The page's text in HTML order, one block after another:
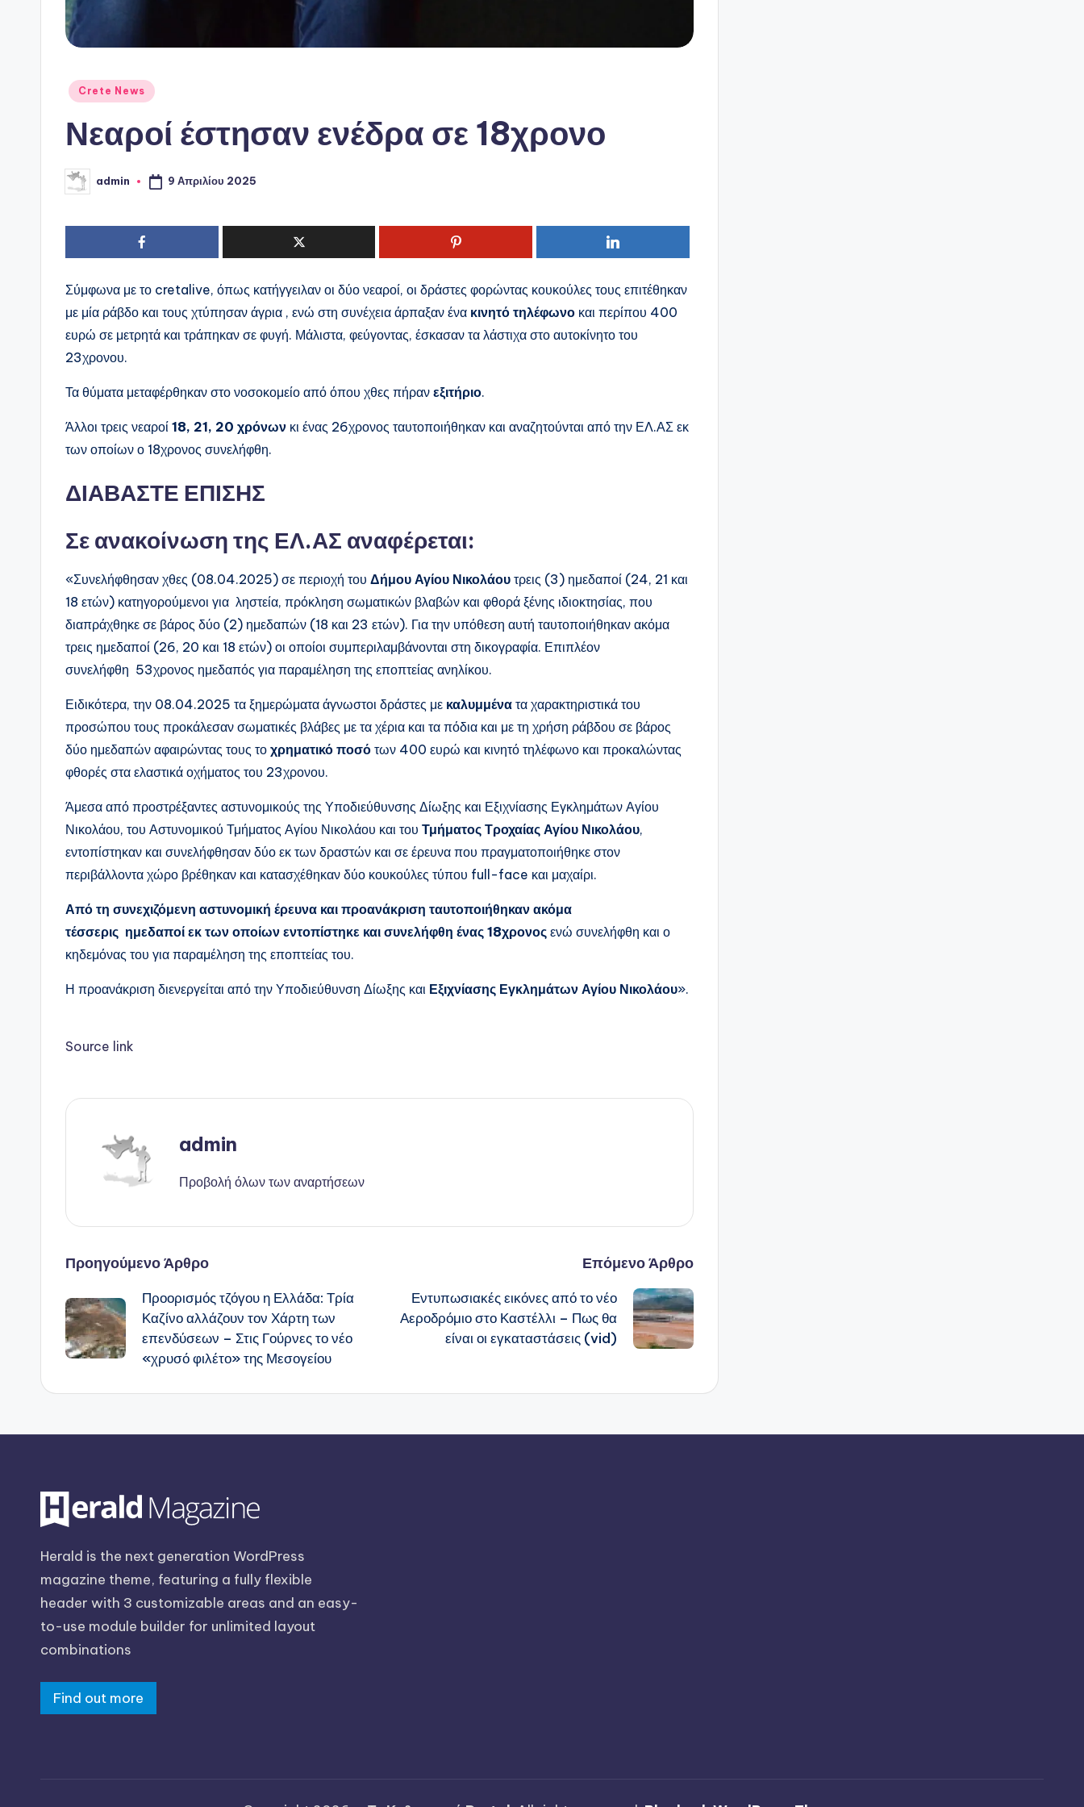
Αναρτήθηκε
Crete News
Νεαροί έστησαν ενέδρα σε 18χρονο
Συγγραφέας:
admin 9 Απριλίου 2025
Σύμφωνα με το cretalive, όπως κατήγγειλαν οι δύο νεαροί, οι δράστες φορώντας κουκούλες τους επιτέθηκαν
με μία ράβδο και τους χτύπησαν άγρια , ενώ στη συνέχεια άρπαξαν ένα κινητό τηλέφωνο και περίπου 400
ευρώ σε μετρητά και τράπηκαν σε φυγή. Μάλιστα, φεύγοντας, έσκασαν τα λάστιχα στο αυτοκίνητο του
23χρονου.
Τα θύματα μεταφέρθηκαν στο νοσοκομείο από όπου χθες πήραν εξιτήριο.
Άλλοι τρεις νεαροί 18, 21, 20 χρόνων κι ένας 26χρονος ταυτοποιήθηκαν και αναζητούνται από την ΕΛ.ΑΣ εκ
των οποίων ο 18χρονος συνελήφθη.
ΔΙΑΒΑΣΤΕ ΕΠΙΣΗΣ
Σε ανακοίνωση της ΕΛ.ΑΣ αναφέρεται:
«Συνελήφθησαν χθες (08.04.2025) σε περιοχή του Δήμου Αγίου Νικολάου τρεις (3) ημεδαποί (24, 21 και
18 ετών) κατηγορούμενοι για ληστεία, πρόκληση σωματικών βλαβών και φθορά ξένης ιδιοκτησίας, που
διαπράχθηκε σε βάρος δύο (2) ημεδαπών (18 και 23 ετών). Για την υπόθεση αυτή ταυτοποιήθηκαν ακόμα
τρεις ημεδαποί (26, 20 και 18 ετών) οι οποίοι συμπεριλαμβάνονται στη δικογραφία. Επιπλέον
συνελήφθη 53χρονος ημεδαπός για παραμέληση της εποπτείας ανηλίκου.
Ειδικότερα, την 08.04.2025 τα ξημερώματα άγνωστοι δράστες με καλυμμένα τα χαρακτηριστικά του
προσώπου τους προκάλεσαν σωματικές βλάβες με τα χέρια και τα πόδια και με τη χρήση ράβδου σε βάρος
δύο ημεδαπών αφαιρώντας τους το χρηματικό ποσό των 400 ευρώ και κινητό τηλέφωνο και προκαλώντας
φθορές στα ελαστικά οχήματος του 23χρονου.
Άμεσα από προστρέξαντες αστυνομικούς της Υποδιεύθυνσης Δίωξης και Εξιχνίασης Εγκλημάτων Αγίου
Νικολάου, του Αστυνομικού Τμήματος Αγίου Νικολάου και του Τμήματος Τροχαίας Αγίου Νικολάου,
εντοπίστηκαν και συνελήφθησαν δύο εκ των δραστών και σε έρευνα που πραγματοποιήθηκε στον
περιβάλλοντα χώρο βρέθηκαν και κατασχέθηκαν δύο κουκούλες τύπου full-face και μαχαίρι.
Από τη συνεχιζόμενη αστυνομική έρευνα και προανάκριση ταυτοποιήθηκαν ακόμα
τέσσερις ημεδαποί εκ των οποίων εντοπίστηκε και συνελήφθη ένας 18χρονος ενώ συνελήφθη και ο
κηδεμόνας του για παραμέληση της εποπτείας του.
Η προανάκριση διενεργείται από την Υποδιεύθυνση Δίωξης και Εξιχνίασης Εγκλημάτων Αγίου Νικολάου».
Source link
admin
Προβολή όλων των αναρτήσεων
Πλοήγηση
δημοσιεύσεων
Προηγούμενο Άρθρο
Προορισμός τζόγου η Ελλάδα: Τρία
Καζίνο αλλάζουν τον Χάρτη των
επενδύσεων – Στις Γούρνες το νέο
«χρυσό φιλέτο» της Μεσογείου
Επόμενο Άρθρο
Εντυπωσιακές εικόνες από το νέο
Αεροδρόμιο στο Καστέλλι – Πως θα
είναι οι εγκαταστάσεις (vid)
Herald is the next generation WordPress
magazine theme, featuring a fully flexible
header with 3 customizable areas and an easy-
to-use module builder for unlimited layout
combinations
Find out more